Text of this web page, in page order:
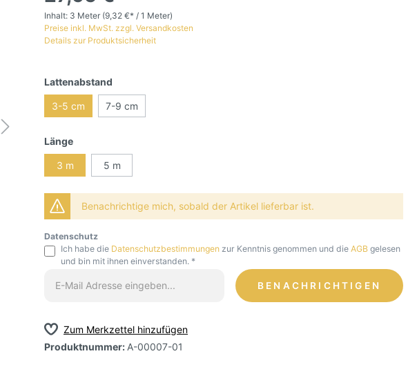
Inhalt: 3 Meter (9,32 €* / 1 Meter)
Preise inkl. MwSt. zzgl. Versandkosten
Details zur Produktsicherheit
Lattenabstand
3-5 cm 7-9 cm
Länge
3 m 5 m
Benachrichtige mich, sobald der Artikel lieferbar ist.
Datenschutz
Ich habe die Datenschutzbestimmungen zur Kenntnis genommen und die AGB gelesen
und bin mit ihnen einverstanden. *
BENACHRICHTIGEN
Zum Merkzettel hinzufügen
Produktnummer:A-00007-01